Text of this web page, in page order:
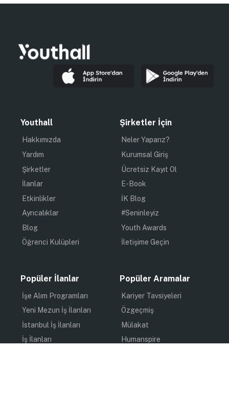
Youthall
Hakkımızda
Yardım
Şirketler
İlanlar
Etkinlikler
Ayrıcalıklar
Blog
Öğrenci Kulüpleri
Şirketler İçin
Neler Yaparız?
Kurumsal Giriş
Ücretsiz Kayıt Ol
E-Book
İK Blog
#Seninleyiz
Youth Awards
İletişime Geçin
Popüler İlanlar
İşe Alım Programları
Yeni Mezun İş İlanları
İstanbul İş İlanları
İş İlanları
Popüler Aramalar
Kariyer Tavsiyeleri
Özgeçmiş
Mülakat
Humanspire